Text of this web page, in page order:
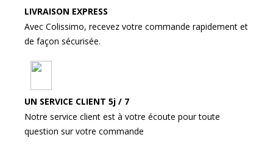
LIVRAISON EXPRESS
Avec Colissimo, recevez votre commande rapidement et
de façon sécurisée.
UN SERVICE CLIENT 5j / 7
Notre service client est à votre écoute pour toute
question sur votre commande